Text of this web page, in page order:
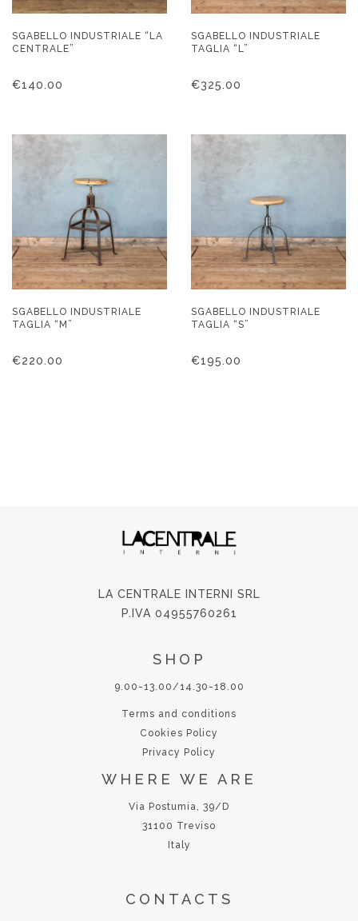
SGABELLO INDUSTRIALE “LA
CENTRALE”
€140.00
SGABELLO INDUSTRIALE
TAGLIA “L”
€325.00
SGABELLO INDUSTRIALE
TAGLIA “M”
€220.00
SGABELLO INDUSTRIALE
TAGLIA “S”
€195.00
LA CENTRALE INTERNI SRL
P.IVA 04955760261
SHOP
9.00-13.00/14.30-18.00
Terms and conditions
Cookies Policy
Privacy Policy
WHERE WE ARE
Via Postumia, 39/D
31100 Treviso
Italy
CONTACTS